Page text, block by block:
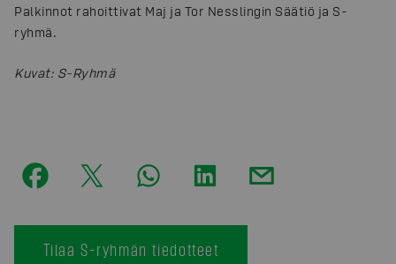
Palkinnot rahoittivat Maj ja Tor Nesslingin Säätiö ja S-
ryhmä.
Kuvat: S-Ryhmä
Tilaa S-ryhmän tiedotteet